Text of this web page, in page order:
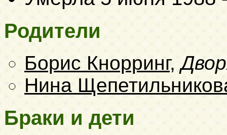
Родители
Борис Кнорринг,
Нина
Браки и дети